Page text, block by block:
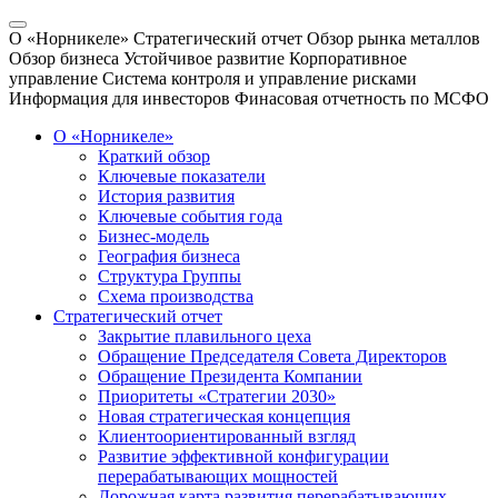
О «Норникеле» Стратегический отчет Обзор рынка металлов
Обзор бизнеса Устойчивое развитие Корпоративное
управление Система контроля и управление рисками
Информация для инвесторов Финасовая отчетность по МСФО
О «Норникеле»
Краткий обзор
Ключевые показатели
История развития
Ключевые события года
Бизнес-модель
География бизнеса
Структура Группы
Схема производства
Стратегический отчет
Закрытие плавильного цеха
Обращение Председателя Совета Директоров
Обращение Президента Компании
Приоритеты «Стратегии 2030»
Новая стратегическая концепция
Клиентоориентированный взгляд
Развитие эффективной конфигурации
перерабатывающих мощностей